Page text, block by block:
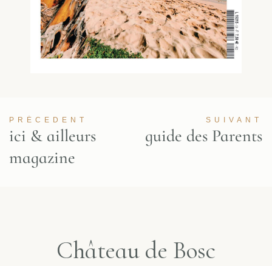
PRÉCEDENT
ici & ailleurs
magazine
SUIVANT
guide des Parents
Château de Bosc